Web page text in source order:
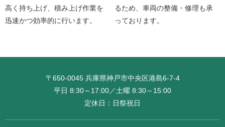
高く持ち上げ、積み上げ作業を
迅速かつ効率的に行います。
るため、車両の整備・修理も承
っております。
〒650-0045 兵庫県神戸市中央区港島6-7-4
平日 8:30～17:00／土曜 8:30～15:00
定休日：日祭祝日